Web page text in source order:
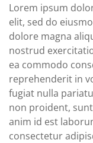
Lorem ipsum
elit, sed do
dolore magna
nostrud
ea commodo
reprehenderit in
fugiat nulla
non proident,
anim id est
consectetur